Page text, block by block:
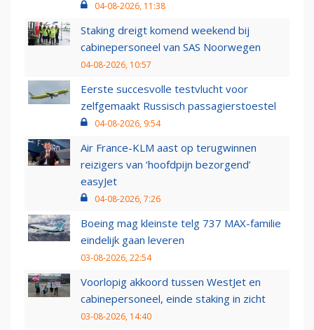
04-08-2026, 11:38
Staking dreigt komend weekend bij
cabinepersoneel van SAS Noorwegen
04-08-2026, 10:57
Eerste succesvolle testvlucht voor
zelfgemaakt Russisch passagierstoestel
04-08-2026, 9:54
Air France-KLM aast op terugwinnen
reizigers van ‘hoofdpijn bezorgend’
easyJet
04-08-2026, 7:26
Boeing mag kleinste telg 737 MAX-familie
eindelijk gaan leveren
03-08-2026, 22:54
Voorlopig akkoord tussen WestJet en
cabinepersoneel, einde staking in zicht
03-08-2026, 14:40